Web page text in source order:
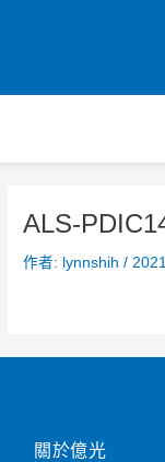
ALS-
作者: lynnshih/
關於億光